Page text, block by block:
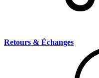
Retours & Échanges